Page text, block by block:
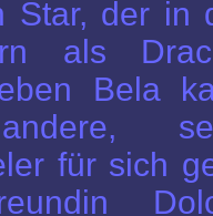
Star, der in
als
Bela
für sich